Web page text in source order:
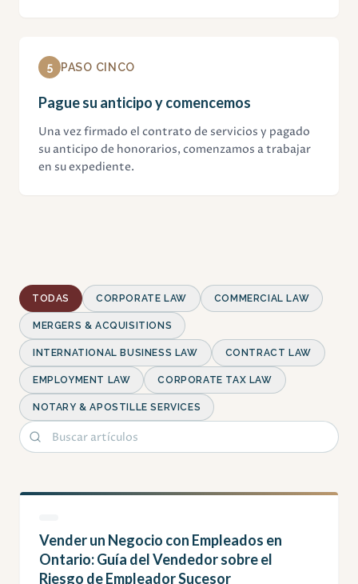
5 PASO CINCO
Pague su anticipo y comencemos
Una vez firmado el contrato de servicios y pagado
su anticipo de honorarios, comenzamos a trabajar
en su expediente.
TODAS CORPORATE LAW COMMERCIAL LAW
MERGERS & ACQUISITIONS
INTERNATIONAL BUSINESS LAW CONTRACT LAW
EMPLOYMENT LAW CORPORATE TAX LAW
NOTARY & APOSTILLE SERVICES
Vender un Negocio con Empleados en
Ontario: Guía del Vendedor sobre el
Riesgo de Empleador Sucesor